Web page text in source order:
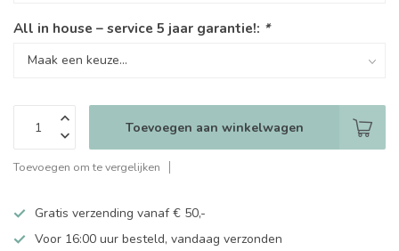
All in house – service 5 jaar garantie!: *
Toevoegen aan winkelwagen
Toevoegen om te vergelijken
Gratis verzending vanaf € 50,-
Voor 16:00 uur besteld, vandaag verzonden